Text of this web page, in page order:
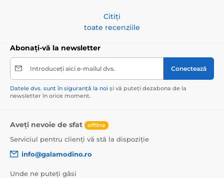
Citiți
toate recenziile
Abonați-vă la newsletter
Introduceți aici e-mailul dvs. Conectează
Datele dvs. sunt în siguranță la noi și vă puteți dezabona de la
newsletter în orice moment.
Aveți nevoie de sfat offline
Serviciul pentru clienți vă stă la dispoziție
info@galamodino.ro
Unde ne puteți găsi